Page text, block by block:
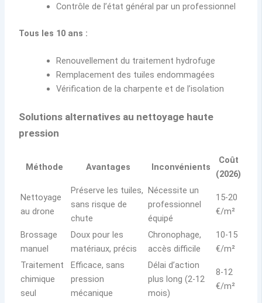
Contrôle de l’état général par un professionnel
Tous les 10 ans :
Renouvellement du traitement hydrofuge
Remplacement des tuiles endommagées
Vérification de la charpente et de l’isolation
Solutions alternatives au nettoyage haute
pression
Méthode Avantages Inconvénients
Coût
(2026)
Nettoyage
au drone
Préserve les tuiles,
sans risque de
chute
Nécessite un
professionnel
équipé
15-20
€/m²
Brossage
manuel
Doux pour les
matériaux, précis
Chronophage,
accès difficile
10-15
€/m²
Traitement
chimique
seul
Efficace, sans
pression
mécanique
Délai d’action
plus long (2-12
mois)
8-12
€/m²